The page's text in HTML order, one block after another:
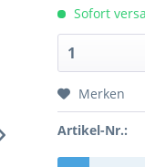
Sofort
Merken
Artikel-Nr.: